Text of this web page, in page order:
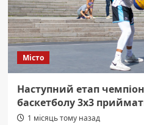
Місто
Наступний етап
баскетболу 3х3
1 місяць тому назад